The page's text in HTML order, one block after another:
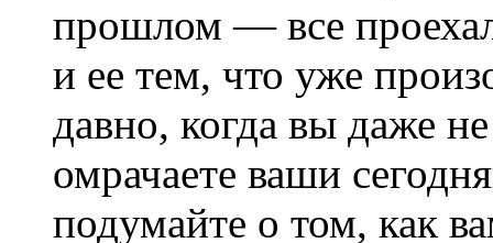
прошлом — все
и ее тем, что уже
давно, когда вы даже
омрачаете ваши
подумайте о том, как